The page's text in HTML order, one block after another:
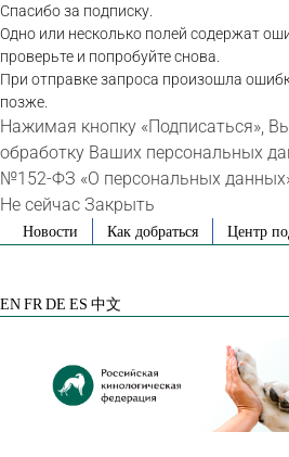
Спасибо за подписку.
Одно или несколько полей содержат
проверьте и попробуйте снова.
При отправке запроса произошла
позже.
Нажимая кнопку «Подписаться»,
обработку Ваших персональных
№152-ФЗ «О персональных
Не сейчас Закрыть
SkipНовости Как добраться Центр
EN FR DE ES 中文